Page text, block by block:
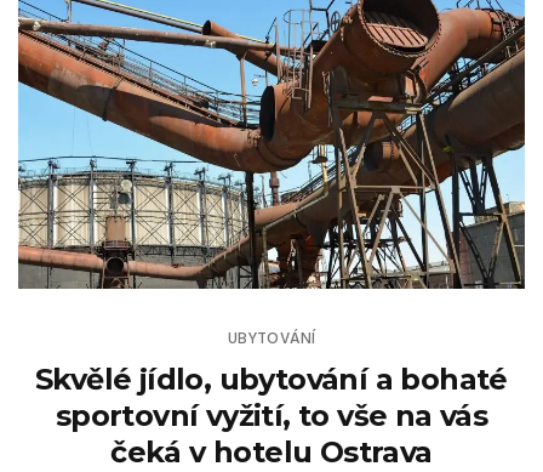
UBYTOVÁNÍ
Skvělé jídlo, ubytování a bohaté
sportovní vyžití, to vše na vás
čeká v hotelu Ostrava